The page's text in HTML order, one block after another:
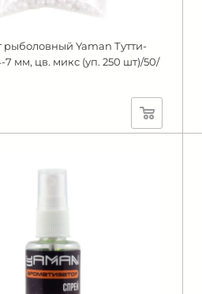
рыболовный Yaman Тутти-
7 мм, цв. микс (уп. 250 шт)/50/